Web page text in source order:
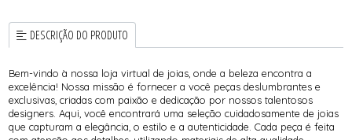
DESCRIÇÃO DO PRODUTO
Bem-vindo à nossa loja virtual de joias, onde a beleza encontra a
excelência! Nossa missão é fornecer a você peças deslumbrantes e
exclusivas, criadas com paixão e dedicação por nossos talentosos
designers. Aqui, você encontrará uma seleção cuidadosamente de joias
que capturam a elegância, o estilo e a autenticidade. Cada peça é feita